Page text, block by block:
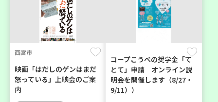
西宮市
映画「はだしのゲンはまだ
怒っている」上映会のご案
内
コープこうべの奨学金「て
とて」申請 オンライン説
明会を開催します（8/27・
9/11））